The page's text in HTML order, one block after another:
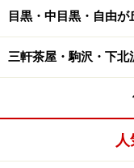
目黒・中目黒・自由が
三軒茶屋・駒沢・下北